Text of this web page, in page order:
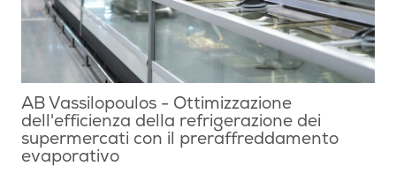
AB Vassilopoulos - Ottimizzazione
dell'efficienza della refrigerazione dei
supermercati con il preraffreddamento
evaporativo